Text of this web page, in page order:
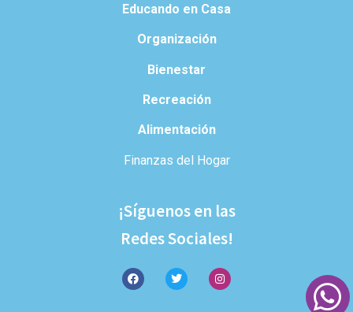
Educando en Casa
Organización
Bienestar
Recreación
Alimentación
Finanzas del Hogar
¡Síguenos en las
Redes Sociales!